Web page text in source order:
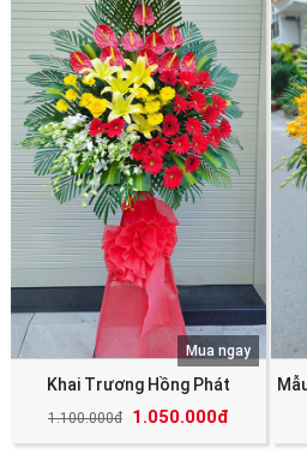
Khai Trương Hồng Phát
1.100.000đ 1.050.000đ
Mua ngay